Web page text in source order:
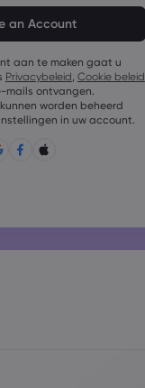
uit 8 tot 15 tekens
ten minste 1 cijfer
ten minste 1 hoofdletter
ten minste 1 kleine letter
aan te maken gaat u
Privacybeleid, Cookie beleid
mails ontvangen.
worden beheerd
in uw account.